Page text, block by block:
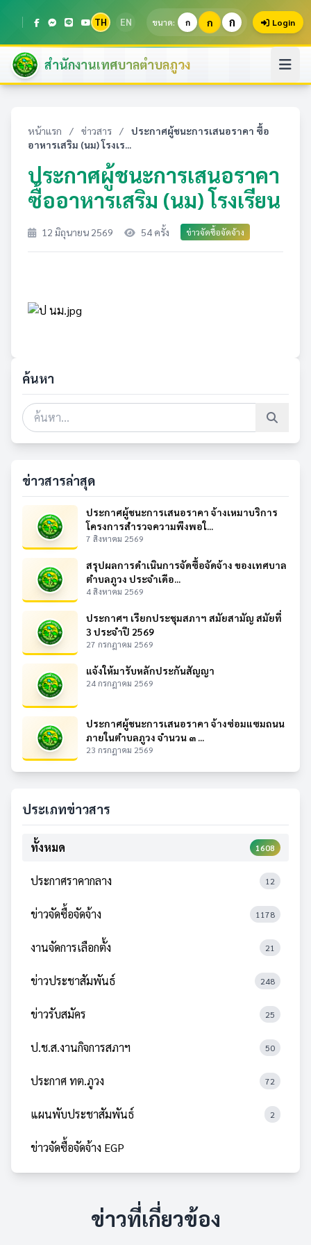
TH EN ขนาด: ก ก ก Login
สำนักงานเทศบาลตำบลภูวง
หน้าแรก / ข่าวสาร /
ประกาศผู้ชนะการเสนอราคา ซื้อ
อาหารเสริม (นม) โรงเร...
ประกาศผู้ชนะการเสนอราคา
ซื้ออาหารเสริม (นม) โรงเรียน
12 มิถุนายน 2569 54 ครั้ง ข่าวจัดซื้อจัดจ้าง
ค้นหา
ข่าวสารล่าสุด
ประกาศผู้ชนะการเสนอราคา จ้างเหมาบริการ
โครงการสำรวจความพึงพอใ...
7 สิงหาคม 2569
สรุปผลการดำเนินการจัดซื้อจัดจ้าง ของเทศบาล
ตำบลภูวง ประจำเดือ...
4 สิงหาคม 2569
ประกาศฯ เรียกประชุมสภาฯ สมัยสามัญ สมัยที่
3 ประจำปี 2569
27 กรกฎาคม 2569
แจ้งให้มารับหลักประกันสัญญา
24 กรกฎาคม 2569
ประกาศผู้ชนะการเสนอราคา จ้างซ่อมแซมถนน
ภายในตำบลภูวง จำนวน ๓ ...
23 กรกฎาคม 2569
ประเภทข่าวสาร
ทั้งหมด 1608
ประกาศราคากลาง 12
ข่าวจัดซื้อจัดจ้าง 1178
งานจัดการเลือกตั้ง 21
ข่าวประชาสัมพันธ์ 248
ข่าวรับสมัคร 25
ป.ช.ส.งานกิจการสภาฯ 50
ประกาศ ทต.ภูวง 72
แผนพับประชาสัมพันธ์ 2
ข่าวจัดซื้อจัดจ้าง EGP
ข่าวที่เกี่ยวข้อง